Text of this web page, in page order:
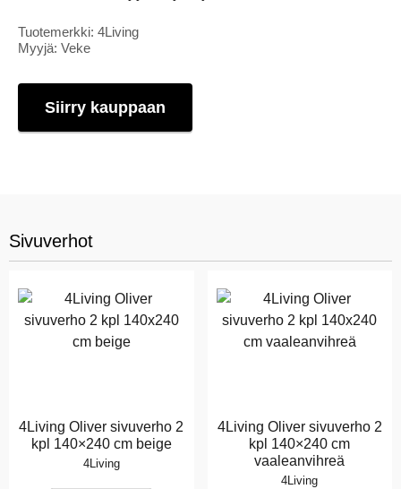
Tuotemerkki: 4Living
Myyjä: Veke
Siirry kauppaan
Sivuverhot
4Living Oliver sivuverho 2
kpl 140×240 cm beige
4Living
4Living Oliver sivuverho 2
kpl 140×240 cm
vaaleanvihreä
4Living